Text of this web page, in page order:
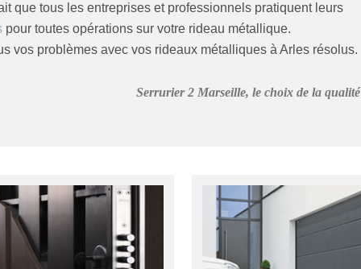
que tous les entreprises et professionnels pratiquent leurs
pour toutes opérations sur votre rideau métallique.
vos problèmes avec vos rideaux métalliques à Arles résolus.
Serrurier 2 Marseille, le choix de la qualité